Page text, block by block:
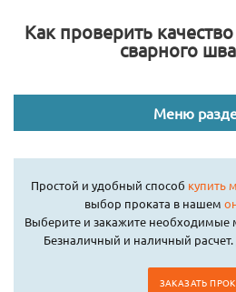
Как проверить
сварного
Меню
Простой и удобный способ купить
выбор проката в нашем
Выберите и закажите необходимые
Безналичный и наличный расчет.
ЗАКАЗАТЬ